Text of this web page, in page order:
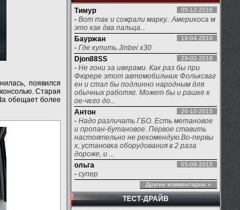
появился
Старая
обещает более
Тимур
05-12-2016
- Вот так и сожрали марку.. Америкоса м
это как два пальца...
Бауржан
18-04-2016
- Где купить Jinbei x30
Djon88SS
29-02-2016
- Не гони за иверами. Как раз бы при
Фюрере этот автомобильчик Фольксваг
ен и стал бы подлинно народным для
обычных работяг. Может бы и рашке к
ое-чего до...
Антон
26-10-2015
- Надо различать ГБО. Есть метановое
и пропан-бутановое. Первое ставить
настоятельно не рекомендую.Во-первы
х, установка оборудования в 2 раза
дороже, и ...
ольга
05-09-2015
- супер
Другие комментарии »
ТЕСТ-ДРАЙВ